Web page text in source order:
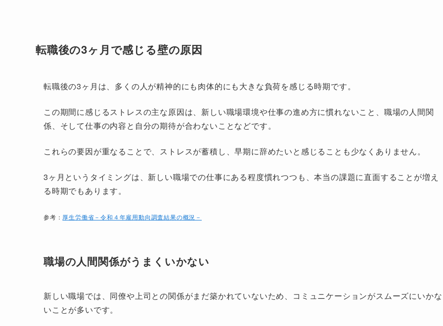
転職後の3ヶ月で感じる壁の原因
転職後の3ヶ月は、多くの人が精神的にも肉体的にも大きな負荷を感じる時期です。
この期間に感じるストレスの主な原因は、新しい職場環境や仕事の進め方に慣れないこと、職場の人間関
係、そして仕事の内容と自分の期待が合わないことなどです。
これらの要因が重なることで、ストレスが蓄積し、早期に辞めたいと感じることも少なくありません。
3ヶ月というタイミングは、新しい職場での仕事にある程度慣れつつも、本当の課題に直面することが増え
る時期でもあります。
参考： 厚生労働省－令和４年雇用動向調査結果の概況－
職場の人間関係がうまくいかない
新しい職場では、同僚や上司との関係がまだ築かれていないため、コミュニケーションがスムーズにいかな
いことが多いです。